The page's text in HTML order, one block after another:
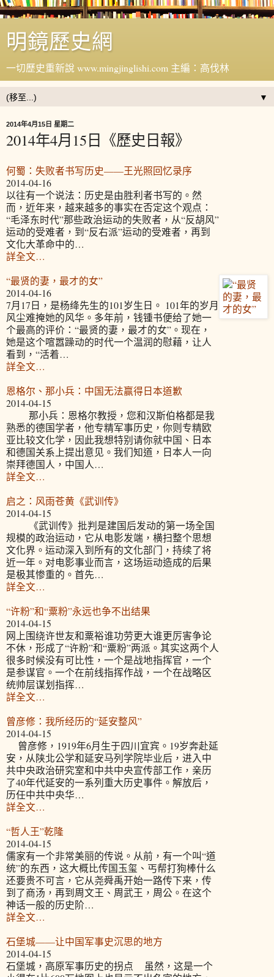
明鏡歷史網
一切歷史重新說 www.mingjinglishi.com 主編：高伐林
▼
2014年4月15日 星期二
2014年4月15日《歷史日報》
何蜀：失败者书写历史——王光照回忆录序
2014-04-16
以往有一个说法：历史是由胜利者书写的。然
而，近年来，越来越多的事实在否定这个观点：
“毛泽东时代”那些政治运动的失败者，从“反胡风”
运动的受难者，到“反右派”运动的受难者，再到
文化大革命中的…
詳全文…
“最贤的妻，最才的女”
2014-04-16
7月17日，是杨绛先生的101岁生日。 101年的岁月
风尘难掩她的风华。多年前，钱锺书便给了她一
个最高的评价：“最贤的妻，最才的女”。现在，
她是这个喧嚣躁动的时代一个温润的慰藉，让人
看到，“活着…
詳全文…
恩格尔、那小兵：中国无法赢得日本道歉
2014-04-15
那小兵：恩格尔教授，您和汉斯伯格都是我
熟悉的德国学者，他专精军事历史，你则专精欧
亚比较文化学，因此我想特别请你就中国、日本
和德国关系上提出意见。我们知道，日本人一向
崇拜德国人，中国人…
詳全文…
启之：风雨苍黄《武训传》
2014-04-15
《武训传》批判是建国后发动的第一场全国
规模的政治运动，它从电影发端，横扫整个思想
文化界。运动深入到所有的文化部门，持续了将
近一年。对电影事业而言，这场运动造成的后果
是极其惨重的。首先…
詳全文…
“许粉”和“粟粉”永远也争不出结果
2014-04-15
网上围绕许世友和粟裕谁功劳更大谁更厉害争论
不休，形成了“许粉”和“粟粉”两派。其实这两个人
很多时候没有可比性，一个是战地指挥官，一个
是参谋官。一个在前线指挥作战，一个在战略区
统帅层谋划指挥…
詳全文…
曾彦修：我所经历的“延安整风”
2014-04-15
曾彦修，1919年6月生于四川宜宾。19岁奔赴延
安，从陕北公学和延安马列学院毕业后，进入中
共中央政治研究室和中共中央宣传部工作，亲历
了40年代延安的一系列重大历史事件。解放后，
历任中共中央华…
詳全文…
“哲人王”乾隆
2014-04-15
儒家有一个非常美丽的传说。从前，有一个叫“道
统”的东西，这大概比传国玉玺、丐帮打狗棒什么
还要贵不可言，它从尧舜禹开始一路传下来，传
到了商汤，再到周文王、周武王，周公。在这个
神话一般的历史阶…
詳全文…
石堡城——让中国军事史沉思的地方
2014-04-15
石堡城，高原军事历史的拐点 虽然，这是一个